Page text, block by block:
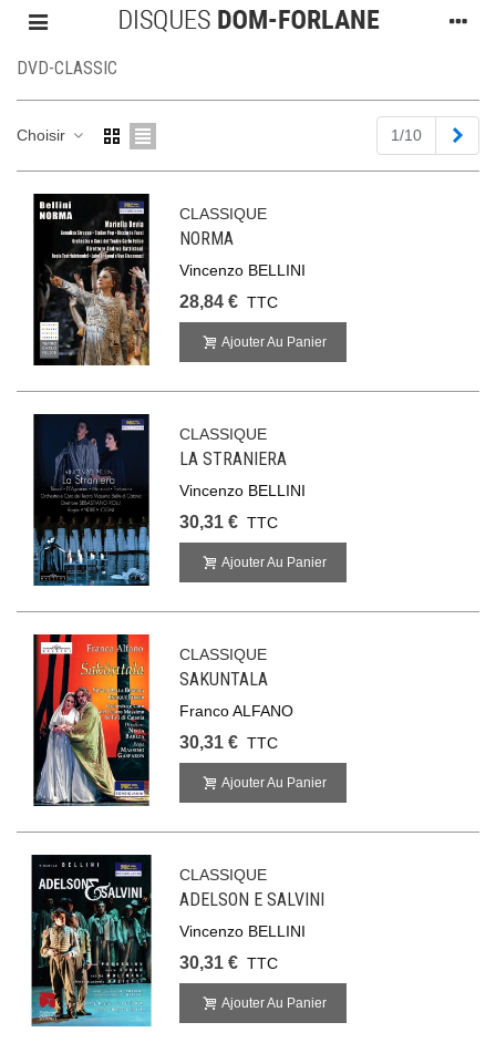
DVD-CLASSIC
Choisir 1/10
CLASSIQUE
NORMA
Vincenzo BELLINI
28,84 € TTC
Ajouter Au Panier
CLASSIQUE
LA STRANIERA
Vincenzo BELLINI
30,31 € TTC
Ajouter Au Panier
CLASSIQUE
SAKUNTALA
Franco ALFANO
30,31 € TTC
Ajouter Au Panier
CLASSIQUE
ADELSON E SALVINI
Vincenzo BELLINI
30,31 € TTC
Ajouter Au Panier